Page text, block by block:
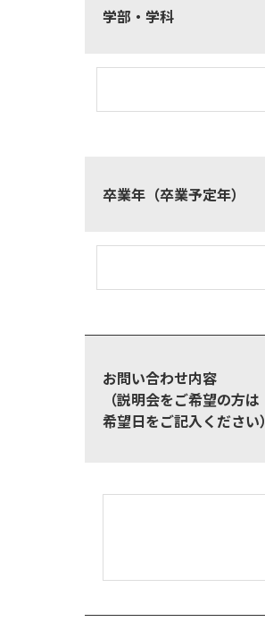
学部・学科
卒業年（卒業予定年）
お問い合わせ内容
（説明会をご希望の方は
希望日をご記入ください）